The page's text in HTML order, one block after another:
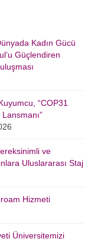
Kadın Gücü
Güçlendiren
“COP31
ve
Uluslararası Staj
Hizmeti
Üniversitemizi